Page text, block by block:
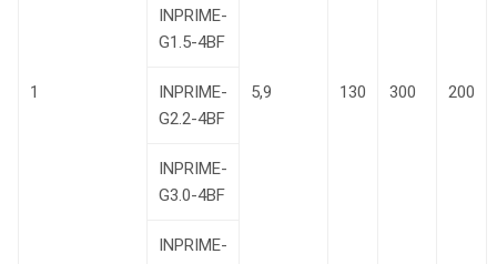
1 5,9 130 300 200
INPRIME-
G1.5-4BF
INPRIME-
G2.2-4BF
INPRIME-
G3.0-4BF
INPRIME-